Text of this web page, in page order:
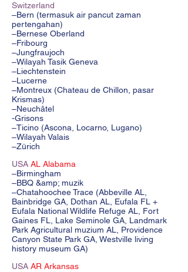
Switzerland
–Bern (termasuk air pancut zaman
pertengahan)
–Bernese Oberland
–Fribourg
–Jungfraujoch
–Wilayah Tasik Geneva
–Liechtenstein
–Lucerne
–Montreux (Chateau de Chillon, pasar
Krismas)
–Neuchâtel
-Grisons
–Ticino (Ascona, Locarno, Lugano)
–Wilayah Valais
–Zürich
USA AL Alabama
–Birmingham
–BBQ &amp; muzik
–Chatahoochee Trace (Abbeville AL,
Bainbridge GA, Dothan AL, Eufala FL +
Eufala National Wildlife Refuge AL, Fort
Gaines FL, Lake Seminole GA, Landmark
Park Agricultural muzium AL, Providence
Canyon State Park GA, Westville living
history museum GA)
USA AR Arkansas